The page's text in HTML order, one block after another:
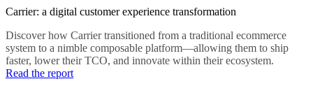
Carrier: a digital customer experience transformation
Discover how Carrier transitioned from a traditional ecommerce
system to a nimble composable platform—allowing them to ship
faster, lower their TCO, and innovate within their ecosystem.
Read the report